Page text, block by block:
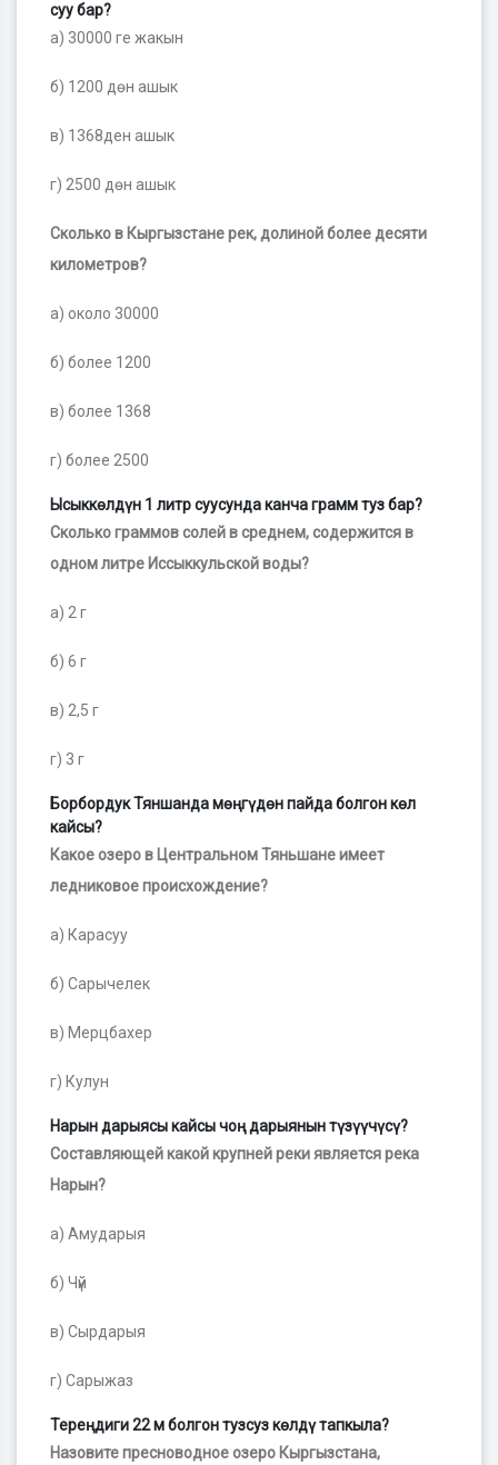
суу бар?
а) 30000 ге жакын
б) 1200 дөн ашык
в) 1368ден ашык
г) 2500 дөн ашык
Сколько в Кыргызстане рек, долиной более десяти
километров?
а) около 30000
б) более 1200
в) более 1368
г) более 2500
Ысыккөлдүн 1 литр суусунда канча грамм туз бар?
Сколько граммов солей в среднем, содержится в
одном литре Иссыккульской воды?
а) 2 г
б) 6 г
в) 2,5 г
г) 3 г
Борбордук Тяншанда мөңгүдөн пайда болгон көл
кайсы?
Какое озеро в Центральном Тяньшане имеет
ледниковое происхождение?
а) Карасуу
б) Сарычелек
в) Мерцбахер
г) Кулун
Нарын дарыясы кайсы чоң дарыянын түзүүчүсү?
Составляющей какой крупней реки является река
Нарын?
а) Амударыя
б) Чүй
в) Сырдарыя
г) Сарыжаз
Тереңдиги 22 м болгон тузсуз көлдү тапкыла?
Назовите пресноводное озеро Кыргызстана,